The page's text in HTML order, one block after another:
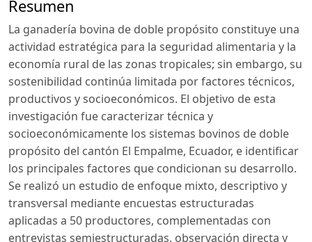
Resumen
La ganadería bovina de doble propósito constituye una
actividad estratégica para la seguridad alimentaria y la
economía rural de las zonas tropicales; sin embargo, su
sostenibilidad continúa limitada por factores técnicos,
productivos y socioeconómicos. El objetivo de esta
investigación fue caracterizar técnica y
socioeconómicamente los sistemas bovinos de doble
propósito del cantón El Empalme, Ecuador, e identificar
los principales factores que condicionan su desarrollo.
Se realizó un estudio de enfoque mixto, descriptivo y
transversal mediante encuestas estructuradas
aplicadas a 50 productores, complementadas con
entrevistas semiestructuradas, observación directa y